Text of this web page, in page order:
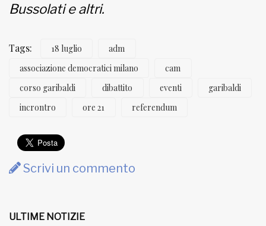
Bussolati e altri.
Tags: 18 luglio
adm
associazione democratici milano
cam
corso garibaldi
dibattito eventi
garibaldi
incrontro
ore 21 referendum
Scrivi un commento
ULTIME NOTIZIE